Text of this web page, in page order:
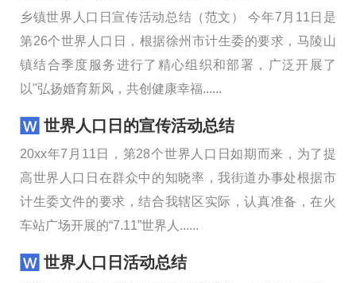
乡镇世界人口日宣传活动总结（范文） 今年7月11日是
第26个世界人口日，根据徐州市计生委的要求，马陵山
镇结合季度服务进行了精心组织和部署，广泛开展了
以"弘扬婚育新风，共创健康幸福......
世界人口日的宣传活动总结
20xx年7月11日，第28个世界人口日如期而来，为了提
高世界人口日在群众中的知晓率，我街道办事处根据市
计生委文件的要求，结合我辖区实际，认真准备，在火
车站广场开展的“7.11”世界人......
世界人口日活动总结